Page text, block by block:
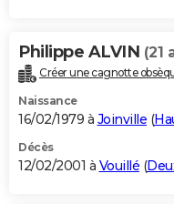
Philippe ALVIN (21
Créer une cagnotte
Naissance
16/02/1979 à Joinville (
Décès
12/02/2001 à Vouillé (